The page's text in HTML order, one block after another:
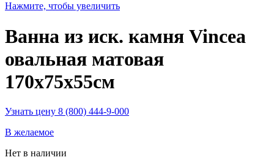
Нажмите, чтобы увеличить
Ванна из иск. камня Vincea
овальная матовая
170х75х55см
Узнать цену 8 (800) 444-9-000
В желаемое
Нет в наличии